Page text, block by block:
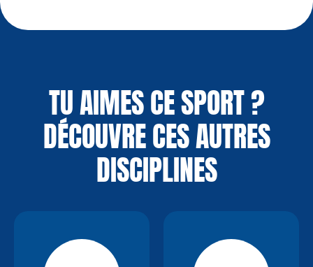
TU AIMES CE SPORT ?
DÉCOUVRE CES AUTRES
DISCIPLINES